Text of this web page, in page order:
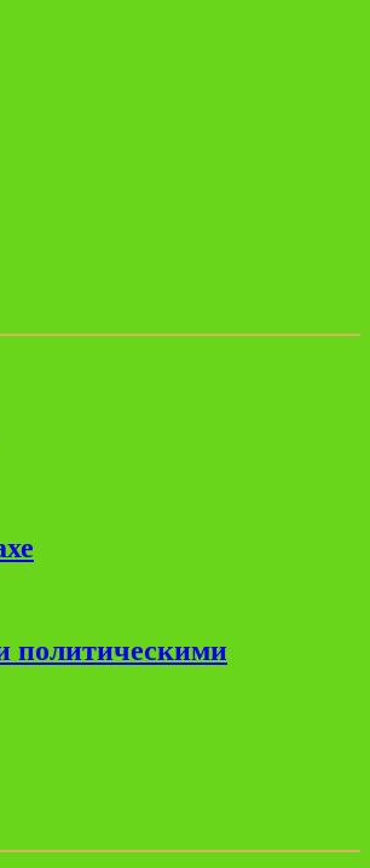
политическими